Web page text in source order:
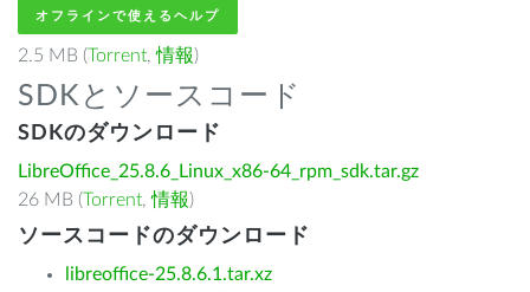
オフラインで使えるヘルプ
2.5 MB (Torrent,情報)
SDKとソースコード
SDKのダウンロード
LibreOffice_25.8.6_Linux_x86-64_rpm_sdk.tar.gz
26 MB (Torrent,情報)
ソースコードのダウンロード
libreoffice-25.8.6.1.tar.xz